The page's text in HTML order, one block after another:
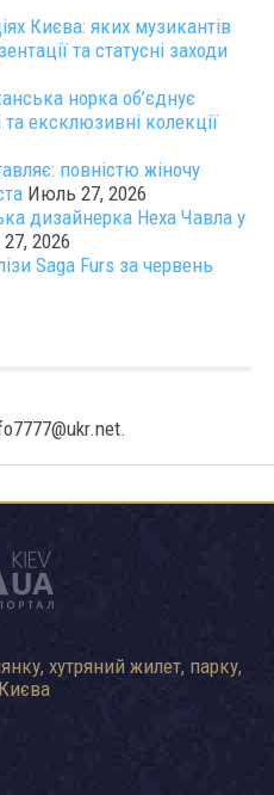
Києва: яких музикантів
та статусні заходи
норка об’єднує
ексклюзивні колекції
повністю жіночу
Июль 27, 2026
дизайнерка Неха Чавла у
2026
Saga Furs за червень
хутряний жилет, парку,